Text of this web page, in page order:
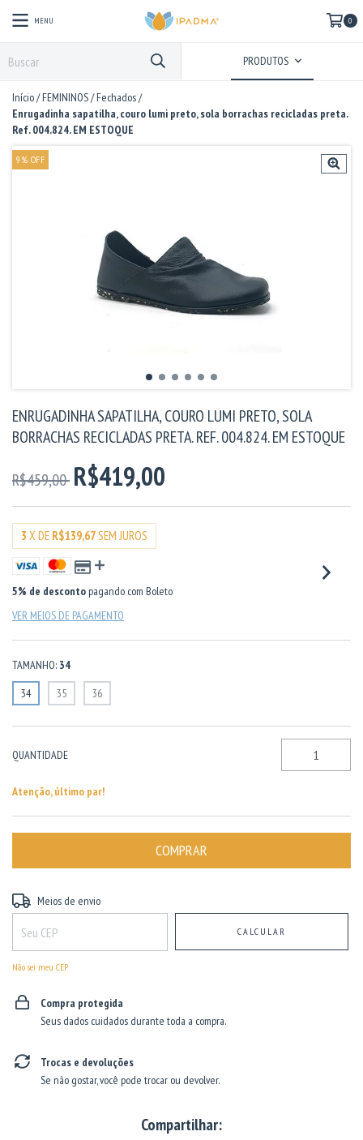
MENU 0
PRODUTOS
Início/FEMININOS/Fechados/
Enrugadinha sapatilha, couro lumi preto, sola borrachas recicladas preta.
Ref. 004.824. EM ESTOQUE
9 % OFF
ENRUGADINHA SAPATILHA, COURO LUMI PRETO, SOLA
BORRACHAS RECICLADAS PRETA. REF. 004.824. EM ESTOQUE
R$459,00 R$419,00
3 X DE R$139,67SEM JUROS
5% de descontopagando com Boleto
VER MEIOS DE PAGAMENTO
TAMANHO: 34
34
35 36
QUANTIDADE
Atenção, último par!
Entregas para o CEP:
Meios de envio
CALCULAR
Não sei meu CEP
Compra protegida
Seus dados cuidados durante toda a compra.
Trocas e devoluções
Se não gostar, você pode trocar ou devolver.
Compartilhar: